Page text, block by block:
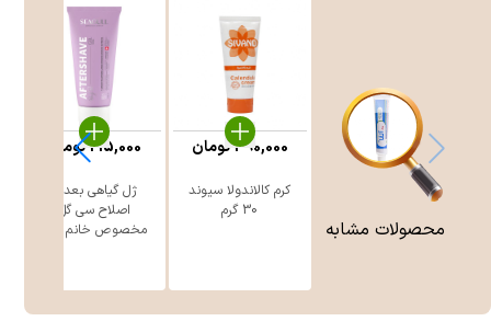
محصولات مشابه
کرم کالاندولا سیوند
30 گرم
390,000تومان
ژل گیاهی بعد از
اصلاح سی گل
مخصوص خانم ه ...
215,000تومان